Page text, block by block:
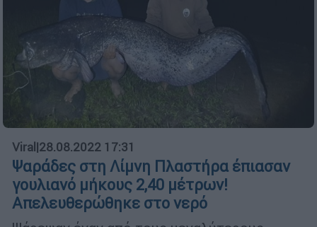
Viral |28.08.2022 17:31
Ψαράδες στη Λίμνη Πλαστήρα έπιασαν
γουλιανό μήκους 2,40 μέτρων!
Απελευθερώθηκε στο νερό